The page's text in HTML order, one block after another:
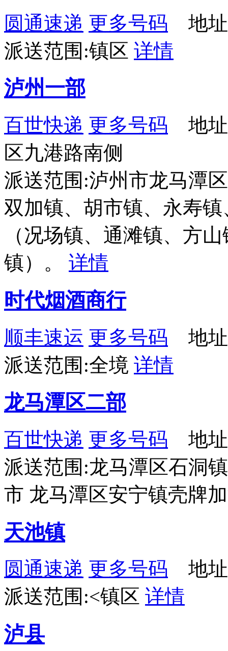
圆通速递 更多号码 地址
派送范围:镇区 详情
泸州一部
百世快递 更多号码 地址
区九港路南侧
派送范围:泸州市龙马潭
双加镇、胡市镇、永寿
（况场镇、通滩镇、方
镇）。 详情
时代烟酒商行
顺丰速运 更多号码 地址
派送范围:全境 详情
龙马潭区二部
百世快递 更多号码 地址
派送范围:龙马潭区石洞
市 龙马潭区安宁镇壳牌
天池镇
圆通速递 更多号码 地址
派送范围:<镇区 详情
泸县